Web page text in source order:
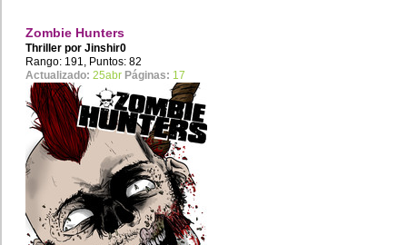
Zombie Hunters
Thriller por Jinshir0
Rango: 191, Puntos: 82
Actualizado: 25abr Páginas: 17